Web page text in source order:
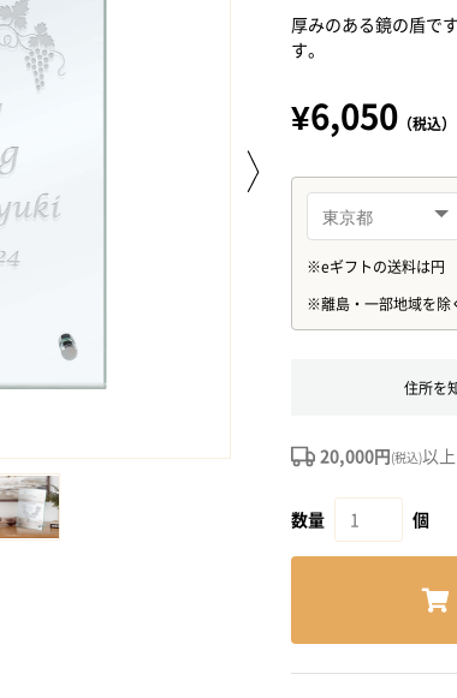
厚みのある鏡の盾で
す。
¥6,050 （税込）
住所を
20,000円(税込)以
数量 個